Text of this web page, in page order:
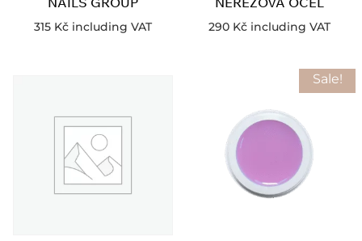
315 Kč including VAT 290 Kč including VAT
Sale!